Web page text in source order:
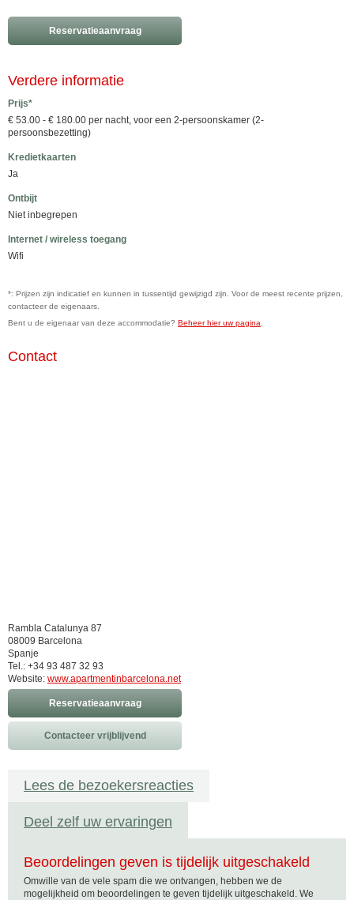
Reservatieaanvraag
Verdere informatie
Prijs*
€ 53.00 - € 180.00 per nacht, voor een 2-persoonskamer (2-
persoonsbezetting)
Kredietkaarten
Ja
Ontbijt
Niet inbegrepen
Internet / wireless toegang
Wifi
*: Prijzen zijn indicatief en kunnen in tussentijd gewijzigd zijn. Voor de meest recente prijzen,
contacteer de eigenaars.
Bent u de eigenaar van deze accommodatie? Beheer hier uw pagina
Contact
Rambla Catalunya 87
08009 Barcelona
Spanje
Tel.: +34 93 487 32 93
Website: www.apartmentinbarcelona.net
Reservatieaanvraag
Contacteer vrijblijvend
Lees de bezoekersreacties
Deel zelf uw ervaringen
Beoordelingen geven is tijdelijk uitgeschakeld
Omwille van de vele spam die we ontvangen, hebben we de
mogelijkheid om beoordelingen te geven tijdelijk uitgeschakeld. We